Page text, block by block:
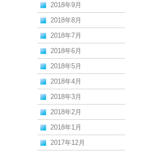
2018年9月
2018年8月
2018年7月
2018年6月
2018年5月
2018年4月
2018年3月
2018年2月
2018年1月
2017年12月